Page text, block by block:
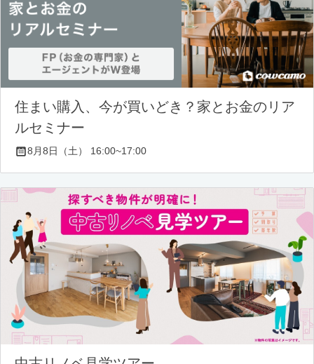
住まい購入、今が買いどき？家とお金のリア
ルセミナー
8月8日（土） 16:00~17:00